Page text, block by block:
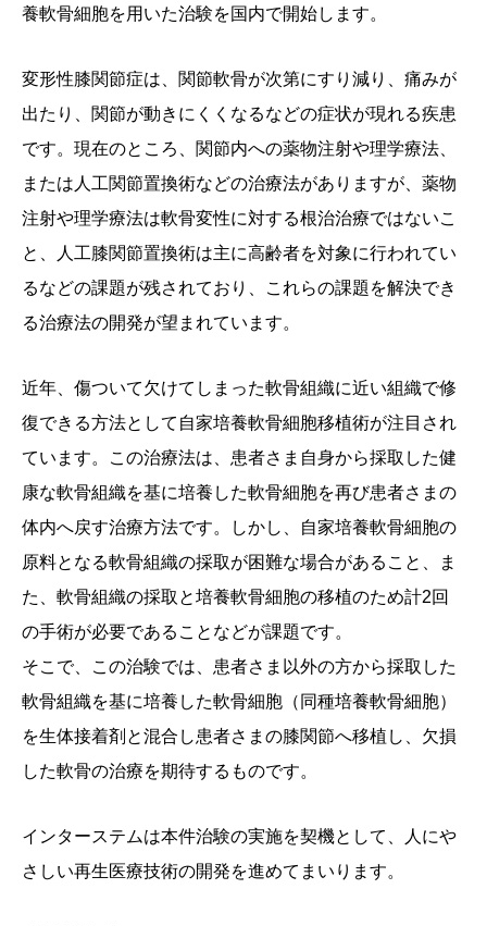
養軟骨細胞を用いた治験を国内で開始します。
変形性膝関節症は、関節軟骨が次第にすり減り、痛みが
出たり、関節が動きにくくなるなどの症状が現れる疾患
です。現在のところ、関節内への薬物注射や理学療法、
または人工関節置換術などの治療法がありますが、薬物
注射や理学療法は軟骨変性に対する根治治療ではないこ
と、人工膝関節置換術は主に高齢者を対象に行われてい
るなどの課題が残されており、これらの課題を解決でき
る治療法の開発が望まれています。
近年、傷ついて欠けてしまった軟骨組織に近い組織で修
復できる方法として自家培養軟骨細胞移植術が注目され
ています。この治療法は、患者さま自身から採取した健
康な軟骨組織を基に培養した軟骨細胞を再び患者さまの
体内へ戻す治療方法です。しかし、自家培養軟骨細胞の
原料となる軟骨組織の採取が困難な場合があること、ま
た、軟骨組織の採取と培養軟骨細胞の移植のため計2回
の手術が必要であることなどが課題です。
そこで、この治験では、患者さま以外の方から採取した
軟骨組織を基に培養した軟骨細胞（同種培養軟骨細胞）
を生体接着剤と混合し患者さまの膝関節へ移植し、欠損
した軟骨の治療を期待するものです。
インターステムは本件治験の実施を契機として、人にや
さしい再生医療技術の開発を進めてまいります。